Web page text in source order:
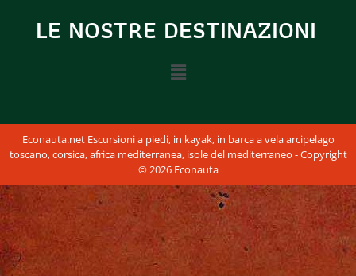
LE NOSTRE DESTINAZIONI
Econauta.net Escursioni a piedi, in kayak, in barca a vela arcipelago
toscano, corsica, africa mediterranea, isole del mediterraneo - Copyright
© 2026 Econauta